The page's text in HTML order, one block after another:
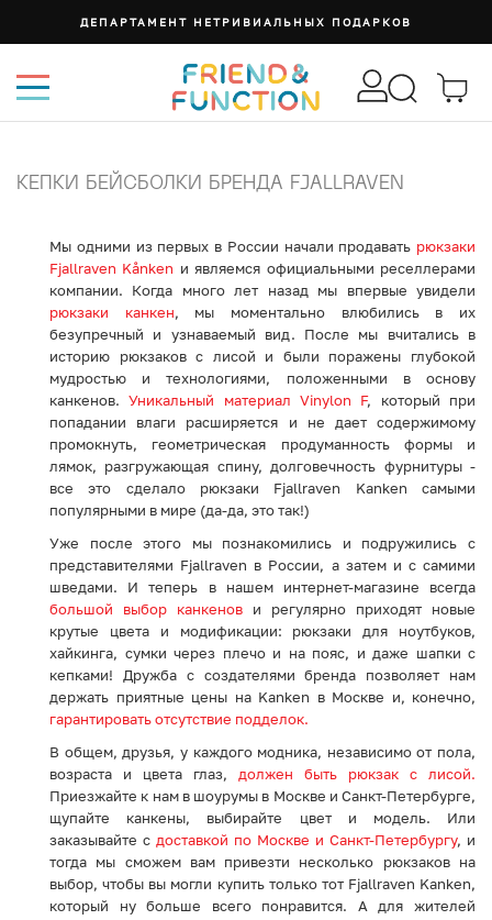
ДЕПАРТАМЕНТ НЕТРИВИАЛЬНЫХ ПОДАРКОВ
КЕПКИ БЕЙСБОЛКИ БРЕНДА FJALLRAVEN
Мы одними из первых в России начали продавать рюкзаки
Fjallraven Kånken и являемся официальными реселлерами
компании. Когда много лет назад мы впервые увидели
рюкзаки канкен, мы моментально влюбились в их
безупречный и узнаваемый вид. После мы вчитались в
историю рюкзаков с лисой и были поражены глубокой
мудростью и технологиями, положенными в основу
канкенов.Уникальный материал Vinylon F, который при
попадании влаги расширяется и не дает содержимому
промокнуть, геометрическая продуманность формы и
лямок, разгружающая спину, долговечность фурнитуры -
все это сделало рюкзаки Fjallraven Kanken самыми
популярными в мире (да-да, это так!)
Уже после этого мы познакомились и подружились с
представителями Fjallraven в России, а затем и с самими
шведами. И теперь в нашем интернет-магазине всегда
большой выбор канкенов и регулярно приходят новые
крутые цвета и модификации: рюкзаки для ноутбуков,
хайкинга, сумки через плечо и на пояс, и даже шапки с
кепками! Дружба с создателями бренда позволяет нам
держать приятные цены на Kanken в Москве и, конечно,
гарантировать отсутствие подделок.
В общем, друзья, у каждого модника, независимо от пола,
возраста и цвета глаз, должен быть рюкзак с лисой.
Приезжайте к нам в шоурумы в Москве и Санкт-Петербурге,
щупайте канкены, выбирайте цвет и модель. Или
заказывайте с доставкой по Москве и Санкт-Петербургу, и
тогда мы сможем вам привезти несколько рюкзаков на
выбор, чтобы вы могли купить только тот Fjallraven Kanken,
который ну больше всего понравится. А для жителей